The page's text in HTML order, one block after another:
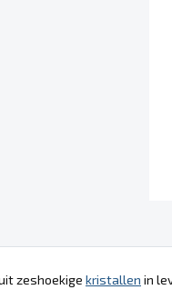
zeshoekige kristallen in